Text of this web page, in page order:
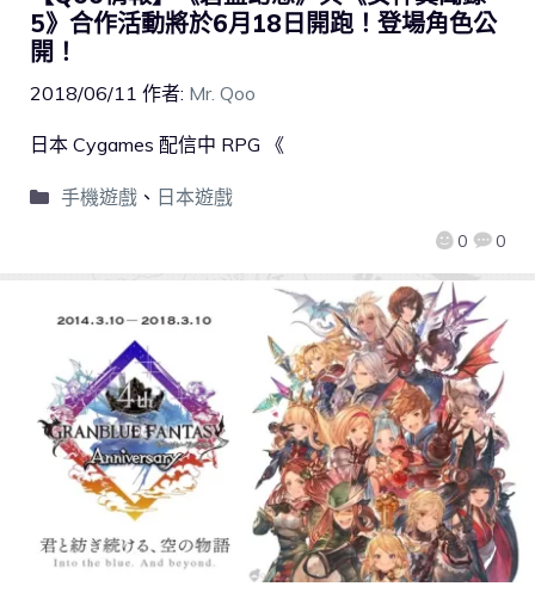
5》合作活動將於6月18日開跑！登場角色公
開！
2018/06/11 作者: Mr. Qoo
0 0
日本 Cygames 配信中 RPG 《
手機遊戲、 日本遊戲